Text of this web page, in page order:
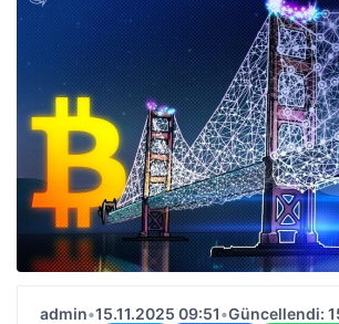
admin•15.11.2025 09:51•Güncellendi: